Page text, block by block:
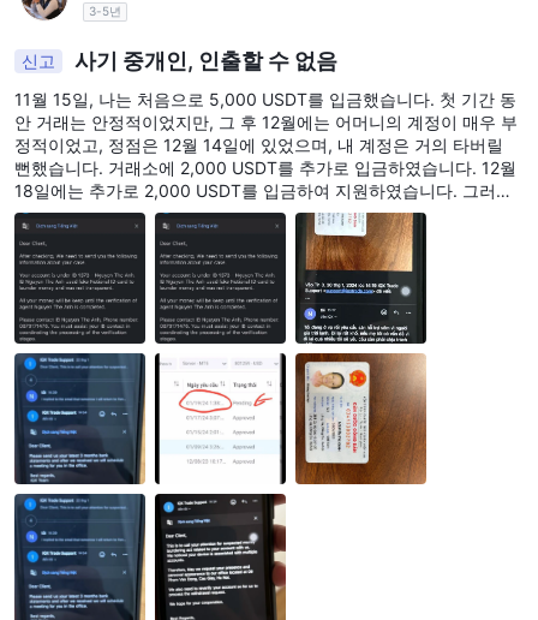
3-5년
신고 사기 중개인, 인출할 수 없음
11월 15일, 나는 처음으로 5,000 USDT를 입금했습니다. 첫 기간 동
안 거래는 안정적이었지만, 그 후 12월에는 어머니의 계정이 매우 부
정적이었고, 정점은 12월 14일에 있었으며, 내 계정은 거의 타버릴
뻔했습니다. 거래소에 2,000 USDT를 추가로 입금하였습니다. 12월
18일에는 추가로 2,000 USDT를 입금하여 지원하였습니다. 그러나
거래소에 USDT를 입금하는 데는 입금 주문을 처리하는 데 시간이 오
래 걸린다는 것을 알았기 때문에, 12월 18일 이후에는 계정이 계속해
서 부정적인 상태로 유지된다면 베트남 화폐를 입금하기로 결정했습
니다. 그 후로는 큰 부정적인 날들이 있었고, 어머니의 계정은 공급을
충전할만큼의 돈이 충분하지 않아서 친구에게 돈을 빌려 어머니의 계
정에 베트남 화폐를 입금하도록 요청하였으며, 저 또한 어머니의 계
정에 한 번 공급을 충전하였습니다. 1월 18일에 주문이 정산되었을
때, 계정은 처음에 1,382달러의 이익을 보였지만, IQX Trade는 계정
에 1,131달러의 연체 수수료와 최대 2,744달러의 중개 수수료를 부과
했습니다. 그래서 어머니의 계정은 실제로 2,493달러의 손실이 있었
습니다. 어머니의 계정이 흘려보내지고 부정적인 신호를 인지한 후,
나는 위의 금액 손실을 받아들이고 거래소에서 남은 자본을 인출하기
로 결정했습니다. 1월 19일에는 어머니의 남은 자본인 6,251달러를
인출하기 위해 주문을 넣었습니다. 그러나 IQX Trade는 인출을 허용
하지 않았으며, 돈 세탁을 의심하는 이메일을 보내 협력하고 사무실
에 나타나도록 요청했습니다. 올해 72세인 어머니는 한낮의 8도인
하노이의 추운 날씨에서 IQX에 의해 노인 여성이 왔다갔다하게 되었
습니다. 어머니가 IQX 하노이 사무실에 갔을 때, 칸이라는 이름의 2